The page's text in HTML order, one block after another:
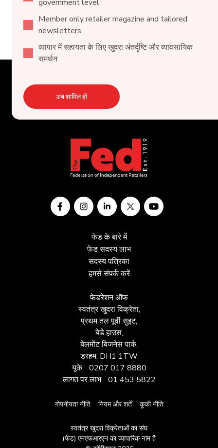
government level
Member only retailer magazine and tailored
newsletters
व्यापार में सहायता के लिए खुदरा अंतर्दृष्टि और व्यावसायिक
समर्थन
अब शामिल हों
फेड के बारे में
फेड सदस्य लाभ
सदस्य पत्रिका
हमसे संपर्क करें
फेडरेशन ऑफ
स्वतंत्र खुदरा विक्रेता,
प्रथम तल पूर्वी सुइट,
बेडे हाउस,
बेलमोंट बिजनेस पार्क,
डरहम, DH1 1TW
यूके 0207 017 8880
लागत पर लाभ 01 453 5822
गोपनीयता नीति नियम और शर्तें कूकी नीति
स्वतंत्र खुदरा विक्रेताओं का संघ
(फेड) एनएफआरएन का व्यापारिक नाम है